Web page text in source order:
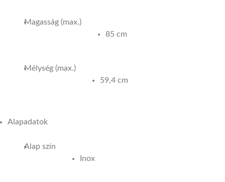
Magasság (max.)
85 cm
Mélység (max.)
59,4 cm
Alapadatok
Alap szín
Inox